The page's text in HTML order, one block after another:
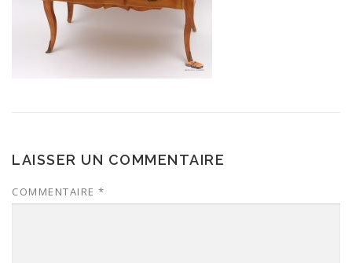
LAISSER UN COMMENTAIRE
COMMENTAIRE *